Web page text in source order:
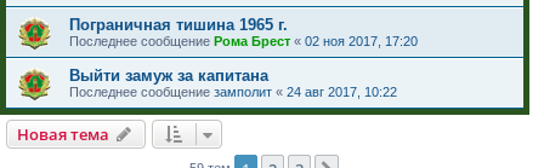
Пограничная тишина 1965 г.
Последнее сообщение Рома Брест « 02 ноя 2017, 17:20
Выйти замуж за капитана
Последнее сообщение замполит « 24 авг 2017, 10:22
Новая тема